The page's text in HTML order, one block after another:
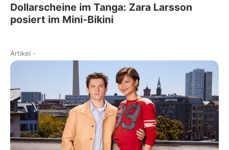
Dollarscheine im Tanga: Zara Larsson
posiert im Mini-Bikini
Artikel -